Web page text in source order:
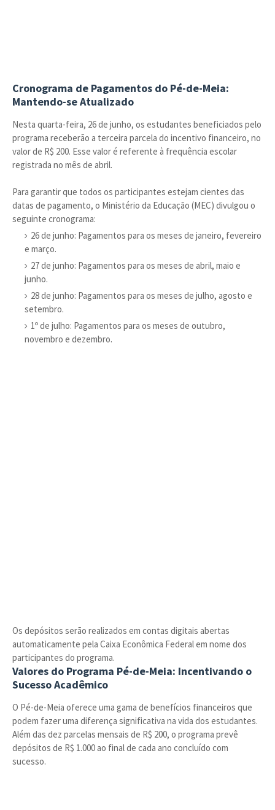
Cronograma de Pagamentos do Pé-de-Meia:
Mantendo-se Atualizado
Nesta quarta-feira, 26 de junho, os estudantes beneficiados pelo
programa receberão a terceira parcela do incentivo financeiro, no
valor de R$ 200. Esse valor é referente à frequência escolar
registrada no mês de abril.
Para garantir que todos os participantes estejam cientes das
datas de pagamento, o Ministério da Educação (MEC) divulgou o
seguinte cronograma:
26 de junho: Pagamentos para os meses de janeiro, fevereiro
e março.
27 de junho: Pagamentos para os meses de abril, maio e
junho.
28 de junho: Pagamentos para os meses de julho, agosto e
setembro.
1º de julho: Pagamentos para os meses de outubro,
novembro e dezembro.
Os depósitos serão realizados em contas digitais abertas
automaticamente pela Caixa Econômica Federal em nome dos
participantes do programa.
Valores do Programa Pé-de-Meia: Incentivando o
Sucesso Acadêmico
O Pé-de-Meia oferece uma gama de benefícios financeiros que
podem fazer uma diferença significativa na vida dos estudantes.
Além das dez parcelas mensais de R$ 200, o programa prevê
depósitos de R$ 1.000 ao final de cada ano concluído com
sucesso.